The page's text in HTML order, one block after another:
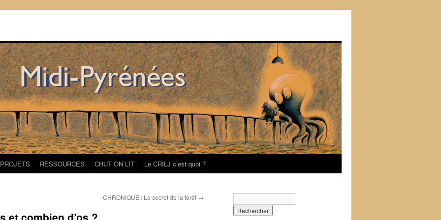
RESSOURCES CHUT ON LIT Le CRILJ c’est quoi ?
CHRONIQUE : Le secret de la forêt →
et combien d’os ?